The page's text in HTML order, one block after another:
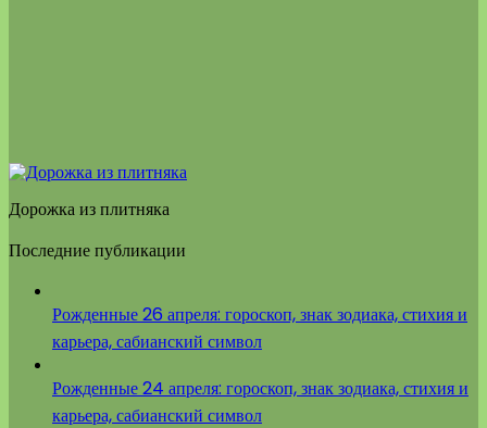
Дорожка из плитняка
Последние публикации
Рожденные 26 апреля: гороскоп, знак зодиака, стихия и
карьера, сабианский символ
Рожденные 24 апреля: гороскоп, знак зодиака, стихия и
карьера, сабианский символ